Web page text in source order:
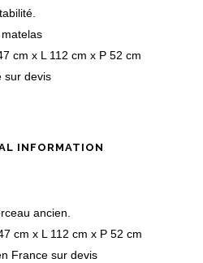
cm x L 112 cm x P 52 cm
sur devis
INFORMATION
ancien.
cm x L 112 cm x P 52 cm
France sur devis